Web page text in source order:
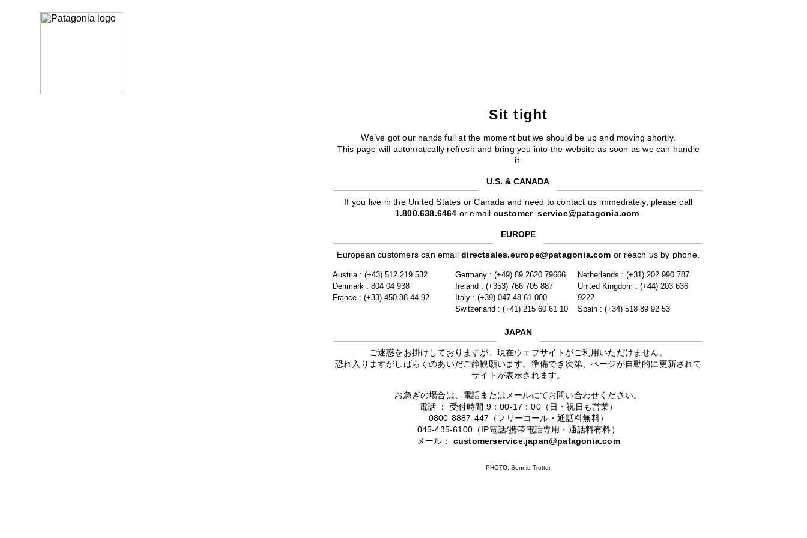
Sit tight
We’ve got our hands full at the moment but we should be up and moving shortly.
This page will automatically refresh and bring you into the website as soon as we can handle
it.
U.S. & CANADA
If you live in the United States or Canada and need to contact us immediately, please call
1.800.638.6464 or email customer_service@patagonia.com.
EUROPE
European customers can emaildirectsales.europe@patagonia.com or reach us by phone.
Austria : (+43) 512 219 532
Denmark : 804 04 938
France : (+33) 450 88 44 92
Germany : (+49) 89 2620 79666
Ireland : (+353) 766 705 887
Italy : (+39) 047 48 61 000
Switzerland : (+41) 215 60 61 10
Netherlands : (+31) 202 990 787
United Kingdom : (+44) 203 636
9222
Spain : (+34) 518 89 92 53
JAPAN
ご迷惑をお掛けしておりますが、現在ウェブサイトがご利用いただけません。
恐れ入りますがしばらくのあいだご静観願います。準備でき次第、ページが自動的に更新されて
サイトが表示されます。
お急ぎの場合は、電話またはメールにてお問い合わせください。
電話 ： 受付時間 9：00-17：00（日・祝日も営業）
0800-8887-447（フリーコール・通話料無料）
045-435-6100（IP電話/携帯電話専用・通話料有料）
メール： customerservice.japan@patagonia.com
PHOTO: Sonnie Trotter